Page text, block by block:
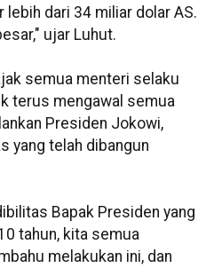
dari 34 miliar dolar AS.
ujar Luhut.
semua menteri selaku
terus mengawal semua
Presiden Jokowi,
yang telah dibangun
Bapak Presiden yang
tahun, kita semua
melakukan ini, dan